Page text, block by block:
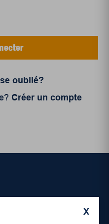
oublié?
Créer un compte
X